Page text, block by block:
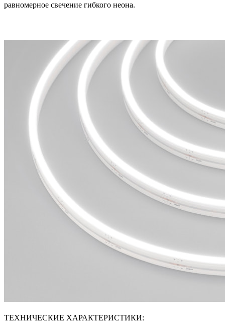
равномерное свечение гибкого неона.
ТЕХНИЧЕСКИЕ ХАРАКТЕРИСТИКИ: